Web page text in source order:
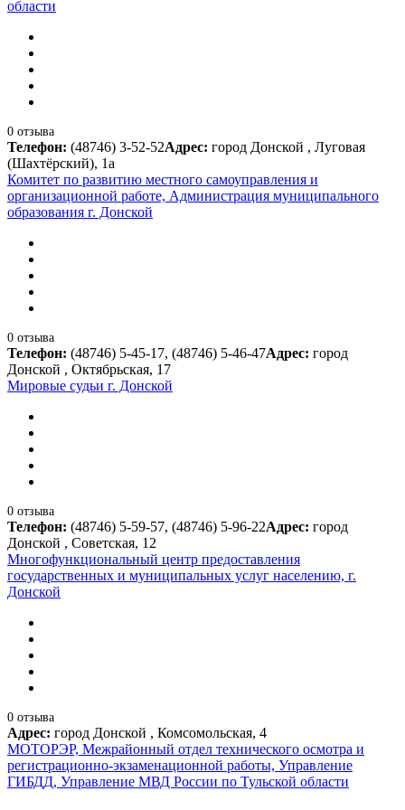
области
0 отзыва
Телефон: (48746) 3-52-52Адрес: город Донской , Луговая
(Шахтёрский), 1а
Комитет по развитию местного самоуправления и
организационной работе, Администрация муниципального
образования г. Донской
0 отзыва
Телефон: (48746) 5-45-17, (48746) 5-46-47Адрес: город
Донской , Октябрьская, 17
Мировые судьи г. Донской
0 отзыва
Телефон: (48746) 5-59-57, (48746) 5-96-22Адрес: город
Донской , Советская, 12
Многофункциональный центр предоставления
государственных и муниципальных услуг населению, г.
Донской
0 отзыва
Адрес: город Донской , Комсомольская, 4
МОТОРЭР, Межрайонный отдел технического осмотра и
регистрационно-экзаменационной работы, Управление
ГИБДД, Управление МВД России по Тульской области